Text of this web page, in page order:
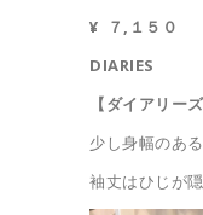
¥ ７,１５０
DIARIES
【ダイアリーズ
少し身幅のあ
袖丈はひじが